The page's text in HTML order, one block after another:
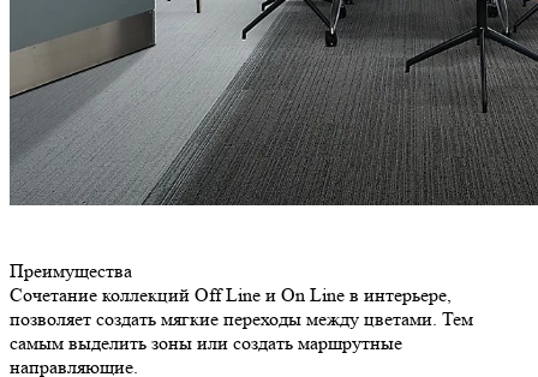
Преимущества
Сочетание коллекций Off Line и On Line в интерьере,
позволяет создать мягкие переходы между цветами. Тем
самым выделить зоны или создать маршрутные
направляющие.